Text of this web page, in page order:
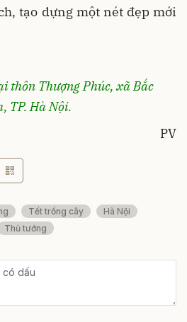
tạo dựng một nét đẹp mới
thôn Thượng Phúc, xã Bắc
TP. Hà Nội.
PV
Tết trồng cây
Hà Nội
Thủ tướng